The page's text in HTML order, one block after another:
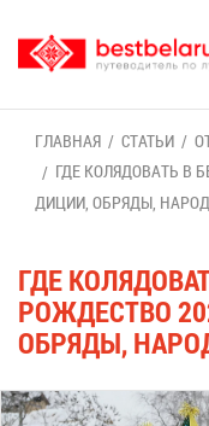
ГЛАВ­НАЯ СТА­ТЬИ
ГДЕ КО­ЛЯ­ДО­ВАТЬ В
ДИ­ЦИИ, ОБ­РЯ­ДЫ,
ГДЕ
РОЖ­ДЕ­СТВО
ОБ­РЯ­ДЫ,